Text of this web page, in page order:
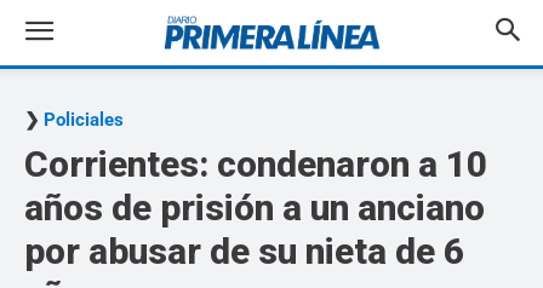
Policiales
Corrientes: condenaron a 10
años de prisión a un anciano
por abusar de su nieta de 6